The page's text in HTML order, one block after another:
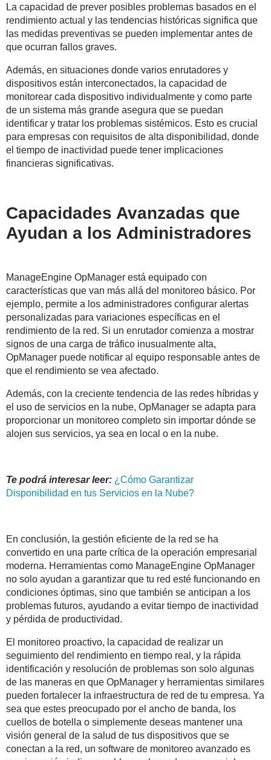
La capacidad de prever posibles problemas basados en el
rendimiento actual y las tendencias históricas significa que
las medidas preventivas se pueden implementar antes de
que ocurran fallos graves.
Además, en situaciones donde varios enrutadores y
dispositivos están interconectados, la capacidad de
monitorear cada dispositivo individualmente y como parte
de un sistema más grande asegura que se puedan
identificar y tratar los problemas sistémicos. Esto es crucial
para empresas con requisitos de alta disponibilidad, donde
el tiempo de inactividad puede tener implicaciones
financieras significativas.
Capacidades Avanzadas que
Ayudan a los Administradores
ManageEngine OpManager está equipado con
características que van más allá del monitoreo básico. Por
ejemplo, permite a los administradores configurar alertas
personalizadas para variaciones específicas en el
rendimiento de la red. Si un enrutador comienza a mostrar
signos de una carga de tráfico inusualmente alta,
OpManager puede notificar al equipo responsable antes de
que el rendimiento se vea afectado.
Además, con la creciente tendencia de las redes híbridas y
el uso de servicios en la nube, OpManager se adapta para
proporcionar un monitoreo completo sin importar dónde se
alojen sus servicios, ya sea en local o en la nube.
Te podrá interesar leer: ¿Cómo Garantizar
Disponibilidad en tus Servicios en la Nube?
En conclusión, la gestión eficiente de la red se ha
convertido en una parte crítica de la operación empresarial
moderna. Herramientas como ManageEngine OpManager
no solo ayudan a garantizar que tu red esté funcionando en
condiciones óptimas, sino que también se anticipan a los
problemas futuros, ayudando a evitar tiempo de inactividad
y pérdida de productividad.
El monitoreo proactivo, la capacidad de realizar un
seguimiento del rendimiento en tiempo real, y la rápida
identificación y resolución de problemas son solo algunas
de las maneras en que OpManager y herramientas similares
pueden fortalecer la infraestructura de red de tu empresa. Ya
sea que estes preocupado por el ancho de banda, los
cuellos de botella o simplemente deseas mantener una
visión general de la salud de tus dispositivos que se
conectan a la red, un software de monitoreo avanzado es